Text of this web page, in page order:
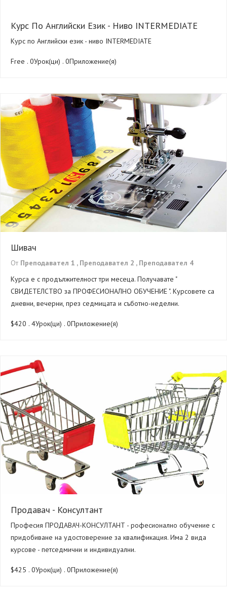
Курс По Английски Език - Ниво INTERMEDIATE
Курс по Английски език - ниво INTERMEDIATE
Free . 0Урок(ци) . 0Приложение(я)
Шивач
От Преподавател 1 , Преподавател 2 , Преподавател 4
Курса е с продължителност три месеца. Получавате "
СВИДЕТЕЛСТВО за ПРОФЕСИОНАЛНО ОБУЧЕНИЕ ". Курсовете са
дневни, вечерни, през седмицата и съботно-неделни.
$420 . 4Урок(ци) . 0Приложение(я)
Продавач - Консултант
Професия ПРОДАВАЧ-КОНСУЛТАНТ - рофесионално обучение с
придобиване на удостоверение за квалификация. Има 2 вида
курсове - петседмични и индивидуални.
$425 . 0Урок(ци) . 0Приложение(я)